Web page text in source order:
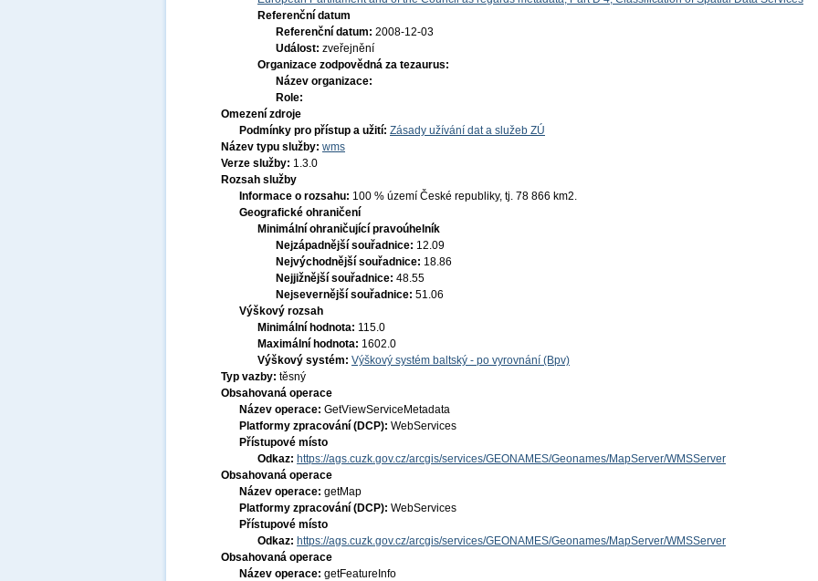
Referenční datum
Referenční datum: 2008-12-03
Událost: zveřejnění
Organizace zodpovědná za tezaurus:
Název organizace:
Role:
Omezení zdroje
Podmínky pro přístup a užití: Zásady užívání dat a služeb ZÚ
Název typu služby: wms
Verze služby: 1.3.0
Rozsah služby
Informace o rozsahu: 100 % území České republiky, tj. 78 866 km2.
Geografické ohraničení
Minimální ohraničující pravoúhelník
Nejzápadnější souřadnice: 12.09
Nejvýchodnější souřadnice: 18.86
Nejjižnější souřadnice: 48.55
Nejsevernější souřadnice: 51.06
Výškový rozsah
Minimální hodnota: 115.0
Maximální hodnota: 1602.0
Výškový systém: Výškový systém baltský - po vyrovnání (Bpv)
Typ vazby: těsný
Obsahovaná operace
Název operace: GetViewServiceMetadata
Platformy zpracování (DCP): WebServices
Přístupové místo
Odkaz: https://ags.cuzk.gov.cz/arcgis/services/GEONAMES/Geonames/MapServer/WMSServer
Obsahovaná operace
Název operace: getMap
Platformy zpracování (DCP): WebServices
Přístupové místo
Odkaz: https://ags.cuzk.gov.cz/arcgis/services/GEONAMES/Geonames/MapServer/WMSServer
Obsahovaná operace
Název operace: getFeatureInfo